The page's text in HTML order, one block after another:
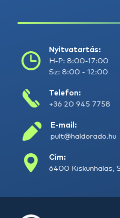
Nyitvatartás:
H-P: 8:00-17:00
Sz: 8:00 - 12:00
Telefon:
+36 20 945 7758
E-mail:
pult@haldorado.hu
Cím:
6400 Kiskunhalas,